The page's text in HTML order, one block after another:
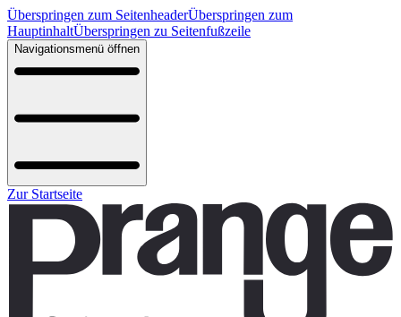
Überspringen zum SeitenheaderÜberspringen zum
HauptinhaltÜberspringen zu Seitenfußzeile
Navigationsmenü öffnen
Zur Startseite